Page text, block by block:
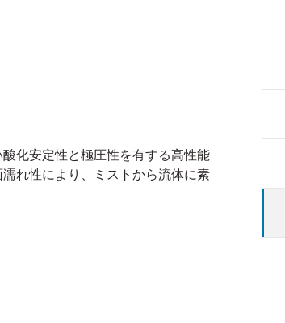
化安定性と極圧性を有する高性能
れ性により、ミストから流体に素